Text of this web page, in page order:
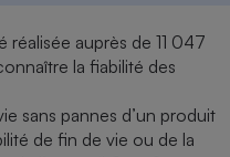
auprès de 11 047
la fiabilité des
sans pannes d’un produit
de fin de vie ou de la